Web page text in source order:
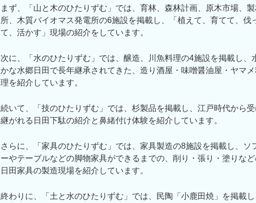
まず、「山と木のひたりずむ」では、育林、森林計画、原木市場、
所、木質バイオマス発電所の6施設を掲載し、「植えて、育てて、伐
て、活かす」現場の紹介をしています。
次に、「水のひたりずむ」では、醸造、川魚料理の4施設を掲載し、
かな水郷日田で長年継承されてきた、造り酒屋・味噌醤油屋・ヤマ
理を紹介しています。
続いて、「技のひたりずむ」では、杉製品を掲載し、江戸時代から受
継がれる日田下駄の紹介と鼻緒付け体験を紹介しています。
さらに、「家具のひたりずむ」では、家具製造の8施設を掲載し、ソ
ーやテーブルなどの脚物家具ができるまでの、削り・張り・塗りな
日田家具の製造現場を紹介しています。
終わりに、「土と水のひたりずむ」では、民陶「小鹿田焼」を掲載し